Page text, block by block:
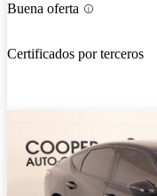
Buena oferta
Certificados por terceros